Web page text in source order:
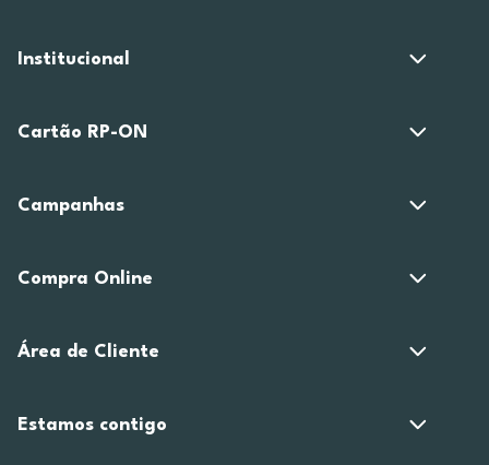
Institucional
Cartão RP-ON
Campanhas
Compra Online
Área de Cliente
Estamos contigo